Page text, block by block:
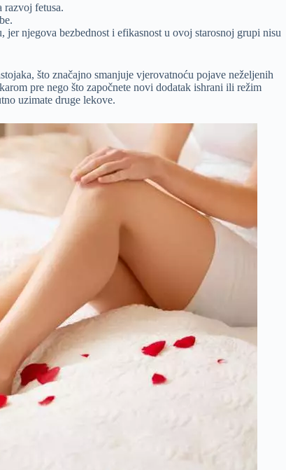
razvoj fetusa.
jer njegova bezbednost i efikasnost u ovoj starosnoj grupi nisu
što značajno smanjuje vjerovatnoću pojave neželjenih
pre nego što započnete novi dodatak ishrani ili režim
uzimate druge lekove.